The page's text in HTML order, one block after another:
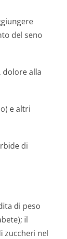
del seno
dolore alla
e altri
di
di peso
il
zuccheri nel